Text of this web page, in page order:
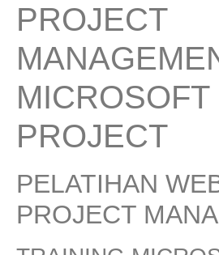
PROJECT
MICROSOFT
PROJECT
PELATIHAN
PROJECT